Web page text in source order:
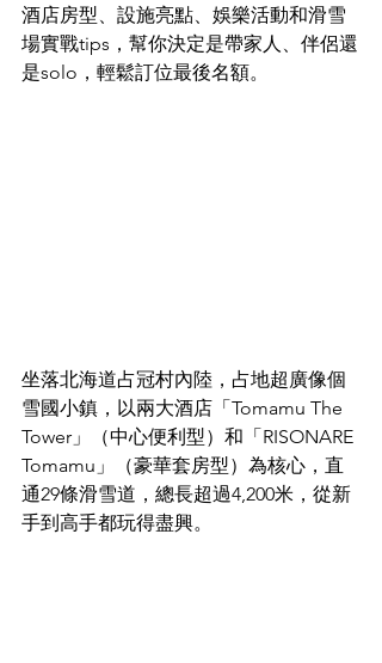
酒店房型、設施亮點、娛樂活動和滑雪
場實戰tips，幫你決定是帶家人、伴侶還
是solo，輕鬆訂位最後名額。
坐落北海道占冠村內陸，占地超廣像個
雪國小鎮，以兩大酒店「Tomamu The
Tower」（中心便利型）和「RISONARE
Tomamu」（豪華套房型）為核心，直
通29條滑雪道，總長超過4,200米，從新
手到高手都玩得盡興。